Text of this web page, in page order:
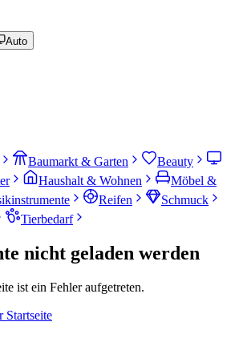
Auto
Baumarkt & Garten
Beauty
Haushalt & Wohnen
Möbel &
Reifen
Schmuck
Tierbedarf
nicht geladen werden
ist ein Fehler aufgetreten.
Startseite